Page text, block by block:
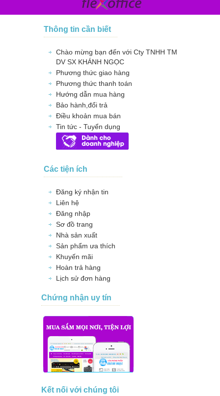
Thông tin cần biết
Chào mừng bạn đến với Cty TNHH TM
DV SX KHÁNH NGỌC
Phương thức giao hàng
Phương thức thanh toán
Hướng dẫn mua hàng
Bảo hành,đổi trả
Điều khoản mua bán
Tin tức - Tuyển dụng
Các tiện ích
Đăng ký nhận tin
Liên hệ
Đăng nhập
Sơ đồ trang
Nhà sản xuất
Sản phẩm ưa thích
Khuyến mãi
Hoàn trả hàng
Lịch sử đơn hàng
Chứng nhận uy tín
Kết nối với chúng tôi